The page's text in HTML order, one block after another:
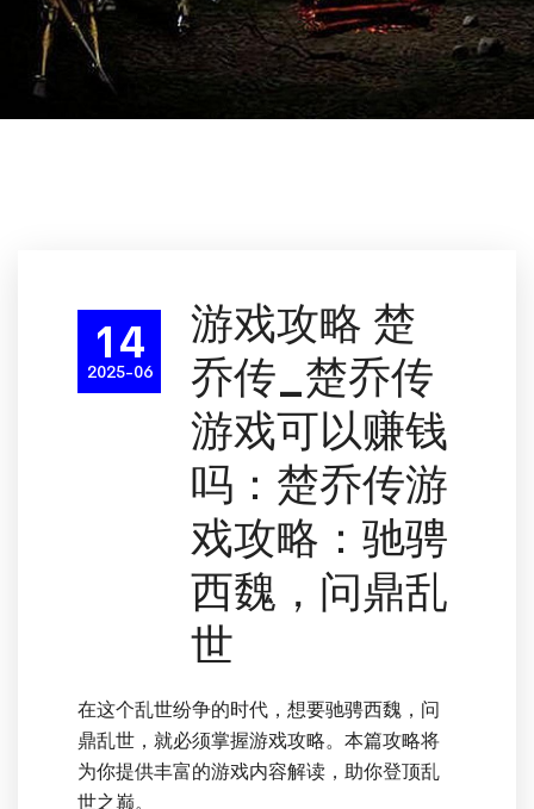
14
2025-06
游戏攻略 楚
乔传_楚乔传
游戏可以赚钱
吗：楚乔传游
戏攻略：驰骋
西魏，问鼎乱
世
在这个乱世纷争的时代，想要驰骋西魏，问
鼎乱世，就必须掌握游戏攻略。本篇攻略将
为你提供丰富的游戏内容解读，助你登顶乱
世之巅。